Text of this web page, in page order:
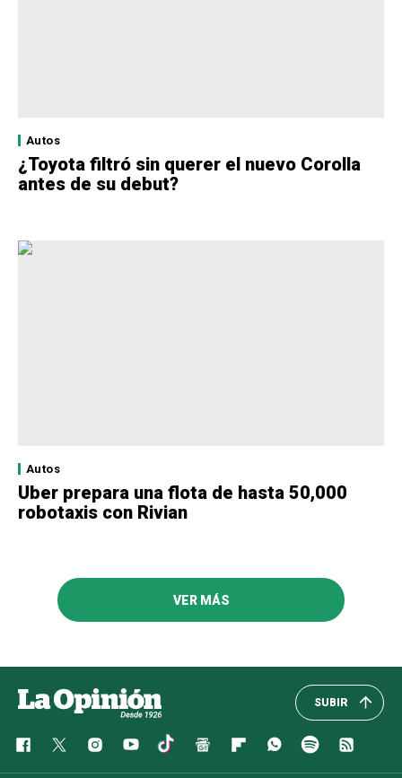
Autos
¿Toyota filtró sin querer el nuevo Corolla
antes de su debut?
Autos
Uber prepara una flota de hasta 50,000
robotaxis con Rivian
VER MÁS
SUBIR